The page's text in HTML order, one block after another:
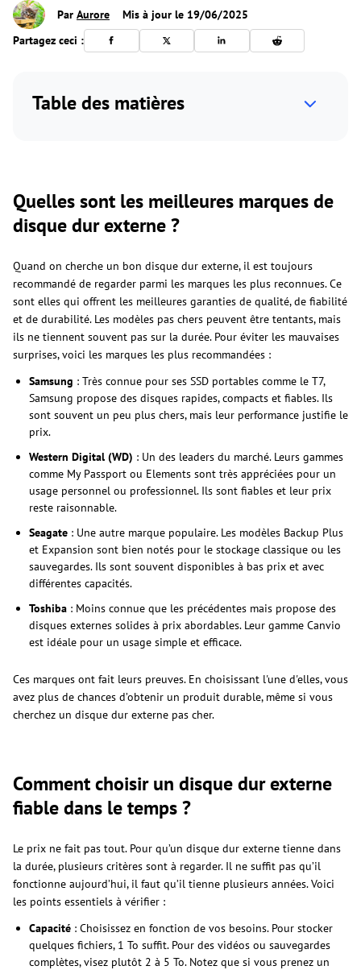
Par Aurore
Mis à jour le 19/06/2025
Partagez ceci :
Table des matières
Quelles sont les meilleures marques de
disque dur externe ?
Quand on cherche un bon disque dur externe, il est toujours
recommandé de regarder parmi les marques les plus reconnues. Ce
sont elles qui offrent les meilleures garanties de qualité, de fiabilité
et de durabilité. Les modèles pas chers peuvent être tentants, mais
ils ne tiennent souvent pas sur la durée. Pour éviter les mauvaises
surprises, voici les marques les plus recommandées :
Samsung : Très connue pour ses SSD portables comme le T7,
Samsung propose des disques rapides, compacts et fiables. Ils
sont souvent un peu plus chers, mais leur performance justifie le
prix.
Western Digital (WD) : Un des leaders du marché. Leurs gammes
comme My Passport ou Elements sont très appréciées pour un
usage personnel ou professionnel. Ils sont fiables et leur prix
reste raisonnable.
Seagate : Une autre marque populaire. Les modèles Backup Plus
et Expansion sont bien notés pour le stockage classique ou les
sauvegardes. Ils sont souvent disponibles à bas prix et avec
différentes capacités.
Toshiba : Moins connue que les précédentes mais propose des
disques externes solides à prix abordables. Leur gamme Canvio
est idéale pour un usage simple et efficace.
Ces marques ont fait leurs preuves. En choisissant l'une d'elles, vous
avez plus de chances d’obtenir un produit durable, même si vous
cherchez un disque dur externe pas cher.
Comment choisir un disque dur externe
fiable dans le temps ?
Le prix ne fait pas tout. Pour qu’un disque dur externe tienne dans
la durée, plusieurs critères sont à regarder. Il ne suffit pas qu’il
fonctionne aujourd’hui, il faut qu’il tienne plusieurs années. Voici
les points essentiels à vérifier :
Capacité : Choisissez en fonction de vos besoins. Pour stocker
quelques fichiers, 1 To suffit. Pour des vidéos ou sauvegardes
complètes, visez plutôt 2 à 5 To. Notez que si vous prenez un